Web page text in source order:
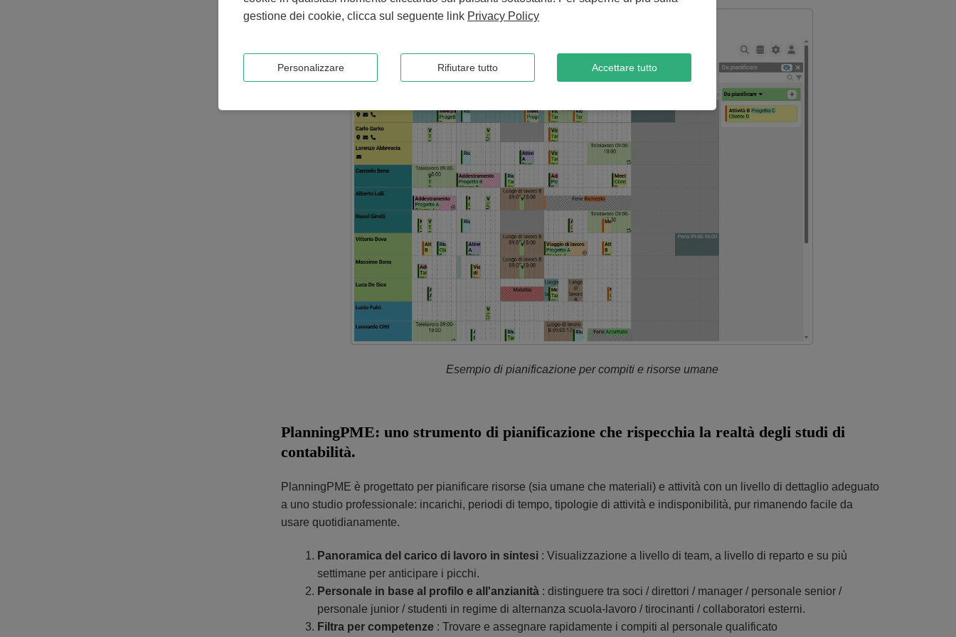
Esempio di pianificazione per compiti e risorse umane
PlanningPME: uno strumento di pianificazione che rispecchia la realtà degli studi di
contabilità.
PlanningPME è progettato per pianificare risorse (sia umane che materiali) e attività con un livello di dettaglio adeguato
a uno studio professionale: incarichi, periodi di tempo, tipologie di attività e indisponibilità, pur rimanendo facile da
usare quotidianamente.
Panoramica del carico di lavoro in sintesi : Visualizzazione a livello di team, a livello di reparto e su più
settimane per anticipare i picchi.
Personale in base al profilo e all'anzianità : distinguere tra soci / direttori / manager / personale senior /
personale junior / studenti in regime di alternanza scuola-lavoro / tirocinanti / collaboratori esterni.
Filtra per competenze : Trovare e assegnare rapidamente i compiti al personale qualificato
gestione dei cookie, clicca sul seguente link Privacy Policy
Personalizzare Rifiutare tutto Accettare tutto